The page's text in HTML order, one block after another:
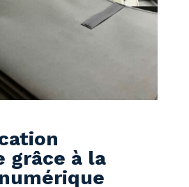
grâce à la